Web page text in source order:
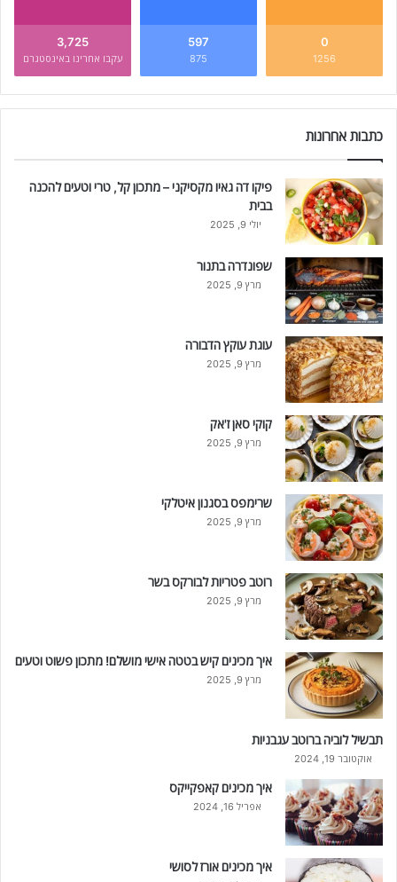
0
1256
597
875
3,725
עקבו אחרינו באינסטגרם
כתבות אחרונות
פיקו דה גאיו מקסיקני – מתכון קל, טרי וטעים להכנה
בבית
יולי 9, 2025
שפונדרה בתנור
מרץ 9, 2025
עוגת עוקץ הדבורה
מרץ 9, 2025
קוקי סאן ז'אק
מרץ 9, 2025
שרימפס בסגנון איטלקי
מרץ 9, 2025
רוטב פטריות לבורקס בשר
מרץ 9, 2025
איך מכינים קיש בטטה אישי מושלם! מתכון פשוט וטעים
מרץ 9, 2025
תבשיל לוביה ברוטב עגבניות
אוקטובר 19, 2024
איך מכינים קאפקייקס
אפריל 16, 2024
איך מכינים אורז לסושי